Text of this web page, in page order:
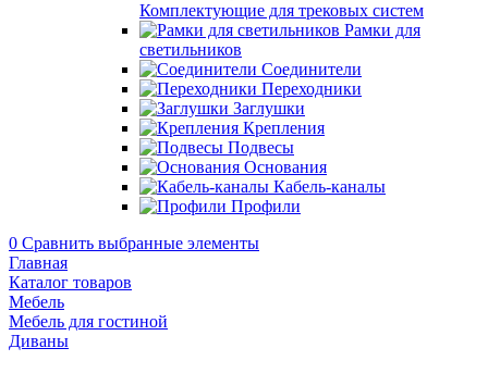
Комплектующие для трековых систем
Рамки для
светильников
Соединители
Переходники
Заглушки
Крепления
Подвесы
Основания
Кабель-каналы
Профили
0 Сравнить выбранные элементы
Главная
Каталог товаров
Мебель
Мебель для гостиной
Диваны